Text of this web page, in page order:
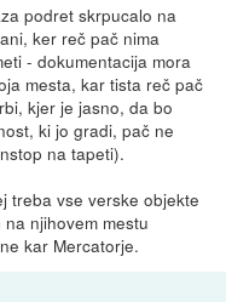
podret skrpucalo na
ker reč pač nima
- dokumentacija mora
mesta, kar tista reč pač
kjer je jasno, da bo
ki jo gradi, pač ne
na tapeti).
treba vse verske objekte
njihovem mestu
kar Mercatorje.